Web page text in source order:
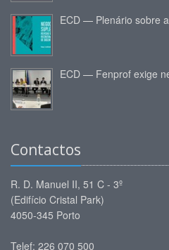
ECD — Plenário sobre
ECD — Fenprof exige
Contactos
R. D. Manuel II, 51 C - 3º
(Edifício Cristal Park)
4050-345 Porto
Telef: 226 070 500